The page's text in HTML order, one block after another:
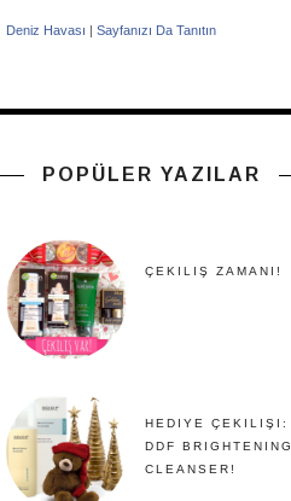
Deniz Havası | Sayfanızı Da Tanıtın
POPÜLER YAZILAR
ÇEKILIŞ ZAMANI!
HEDIYE ÇEKILIŞI:
DDF BRIGHTENING
CLEANSER!